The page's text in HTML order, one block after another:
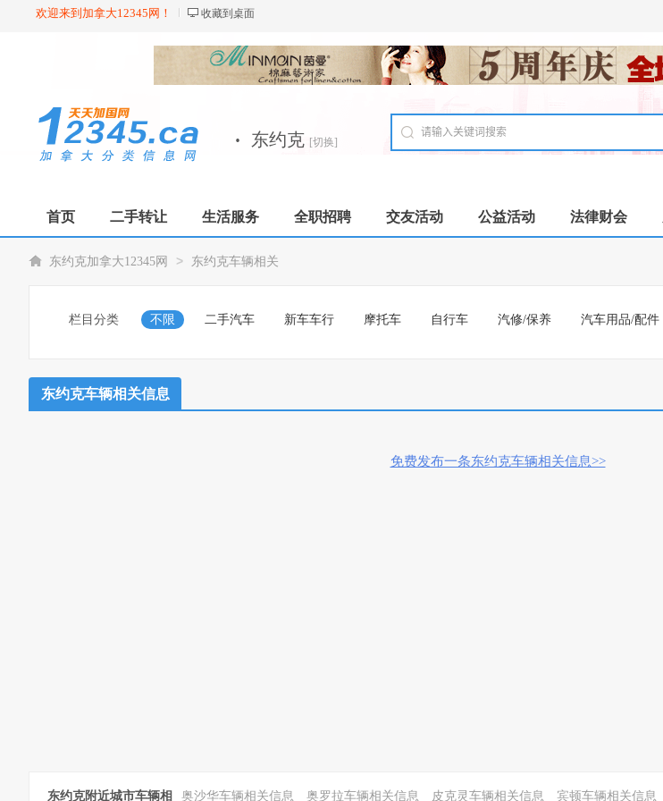
欢迎来到加拿大12345网！ 收藏到桌面
· 东约克 [切换]
首页 二手转让 生活服务 全职招聘 交友活动 公益活动 法律财会
东约克加拿大12345网 > 东约克车辆相关
栏目分类 不限 二手汽车 新车车行 摩托车 自行车 汽修/保养 汽车用品/配件
东约克车辆相关信息
免费发布一条东约克车辆相关信息>>
东约克附近城市车辆相 奥沙华车辆相关信息 奥罗拉车辆相关信息 皮克灵车辆相关信息 宾顿车辆相关信息